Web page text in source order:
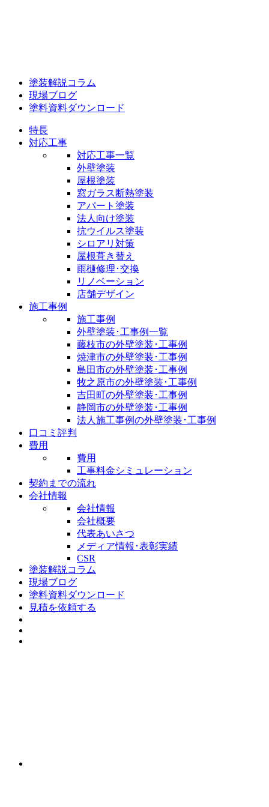
塗装解説コラム
現場ブログ
塗料資料ダウンロード
特長
対応工事
対応工事一覧
外壁塗装
屋根塗装
窓ガラス断熱塗装
アパート塗装
法人向け塗装
抗ウイルス塗装
シロアリ対策
屋根葺き替え
雨樋修理･交換
リノベーション
店舗デザイン
施工事例
施工事例
外壁塗装･工事例一覧
藤枝市の外壁塗装･工事例
焼津市の外壁塗装･工事例
島田市の外壁塗装･工事例
牧之原市の外壁塗装･工事例
吉田町の外壁塗装･工事例
静岡市の外壁塗装･工事例
法人施工事例の外壁塗装･工事例
口コミ評判
費用
費用
工事料金シミュレーション
契約までの流れ
会社情報
会社情報
会社概要
代表あいさつ
メディア情報･表彰実績
CSR
塗装解説コラム
現場ブログ
塗料資料ダウンロード
見積を依頼する